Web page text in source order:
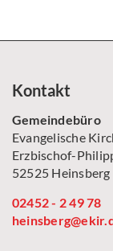
Kontakt
Gemeindebüro
Evangelische
Erzbischof-
52525 Heinsberg
02452 - 2 49 78